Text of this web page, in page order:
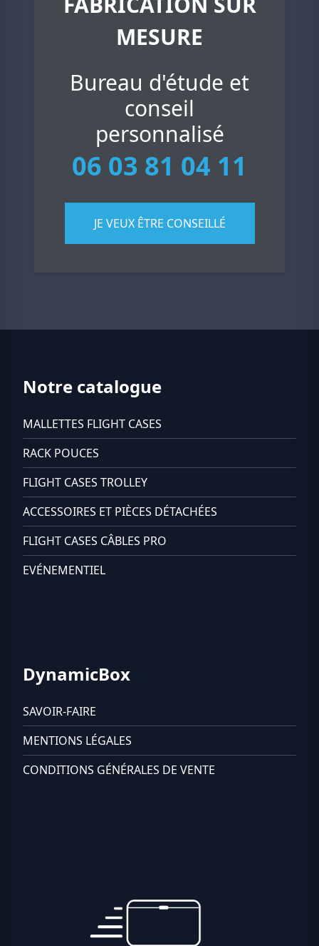
MESURE
Bureau d'étude et
conseil
personnalisé
06 03 81 04 11
JE VEUX ÊTRE CONSEILLÉ
Notre catalogue
MALLETTES FLIGHT CASES
RACK POUCES
FLIGHT CASES TROLLEY
ACCESSOIRES ET PIÈCES DÉTACHÉES
FLIGHT CASES CÂBLES PRO
EVÉNEMENTIEL
DynamicBox
SAVOIR-FAIRE
MENTIONS LÉGALES
CONDITIONS GÉNÉRALES DE VENTE